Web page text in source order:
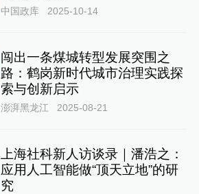
中国政库 2025-10-14
闯出一条煤城转型发展突围之
路：鹤岗新时代城市治理实践探
索与创新启示
澎湃黑龙江 2025-08-21
上海社科新人访谈录｜潘浩之：
应用人工智能做“顶天立地”的研
究